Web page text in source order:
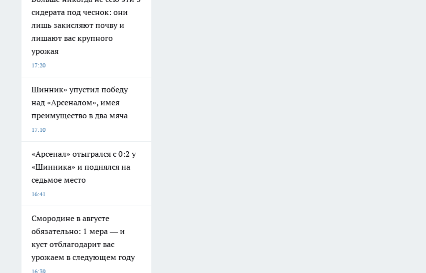
сидерата под чеснок: они
лишь закисляют почву и
лишают вас крупного
урожая
17:20
Шинник» упустил победу
над «Арсеналом», имея
преимущество в два мяча
17:10
«Арсенал» отыгрался с 0:2 у
«Шинника» и поднялся на
седьмое место
16:41
Смородине в августе
обязательно: 1 мера — и
куст отблагодарит вас
урожаем в следующем году
16:39